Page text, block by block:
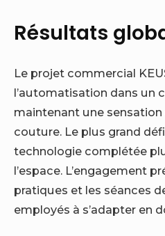
Résultats
Le projet commercial
l’automatisation dans un
maintenant une
couture. Le plus grand
technologie complétée
l’espace. L’engagement
pratiques et les séances
employés à s’adapter en